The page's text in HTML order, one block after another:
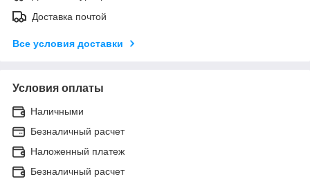
Доставка почтой
Все условия доставки
Условия оплаты
Наличными
Безналичный расчет
Наложенный платеж
Безналичный расчет